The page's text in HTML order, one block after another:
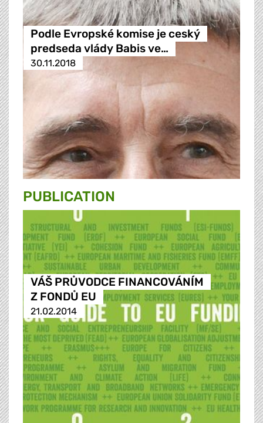
Podle Evropské komise je ceský
predseda vlády Babis ve…
30.11.2018
PUBLICATION
VÁŠ PRŮVODCE FINANCOVÁNÍM
Z FONDŮ EU
21.02.2014